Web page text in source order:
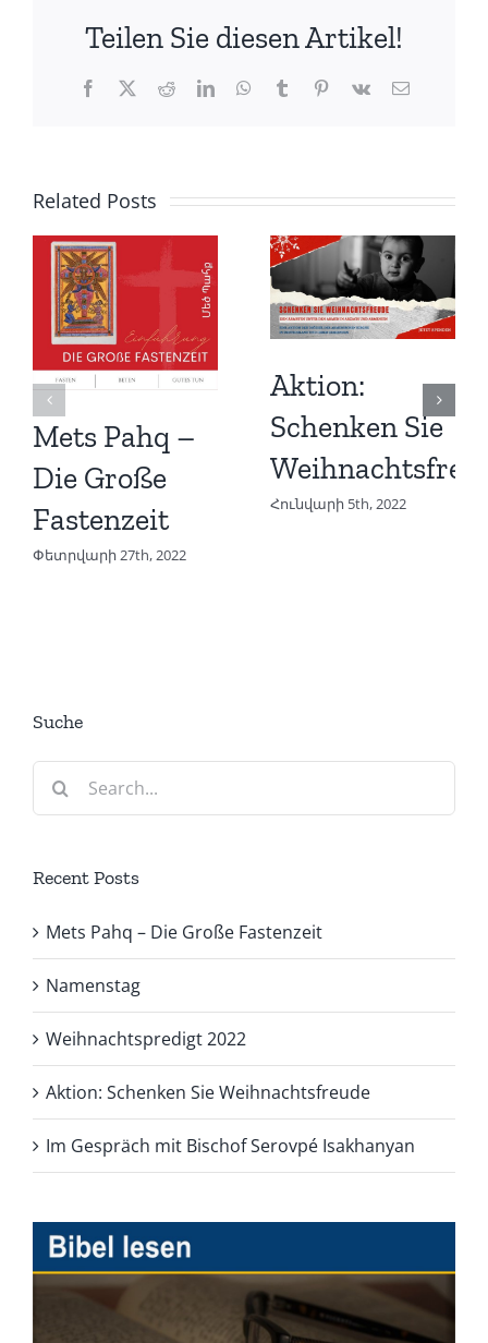
Teilen Sie diesen Artikel!
Facebook
X RedditLinkedInWhatsApp
TumblrPinterest
Vk Email
Related Posts
Mets Pahq –
Die Große
Fastenzeit
Փետրվարի 27th, 2022
Aktion:
Schenken Sie
Հունվարի 5th, 2022
Suche
Search
for:
Recent Posts
Mets Pahq – Die Große Fastenzeit
Namenstag
Weihnachtspredigt 2022
Aktion: Schenken Sie Weihnachtsfreude
Im Gespräch mit Bischof Serovpé Isakhanyan